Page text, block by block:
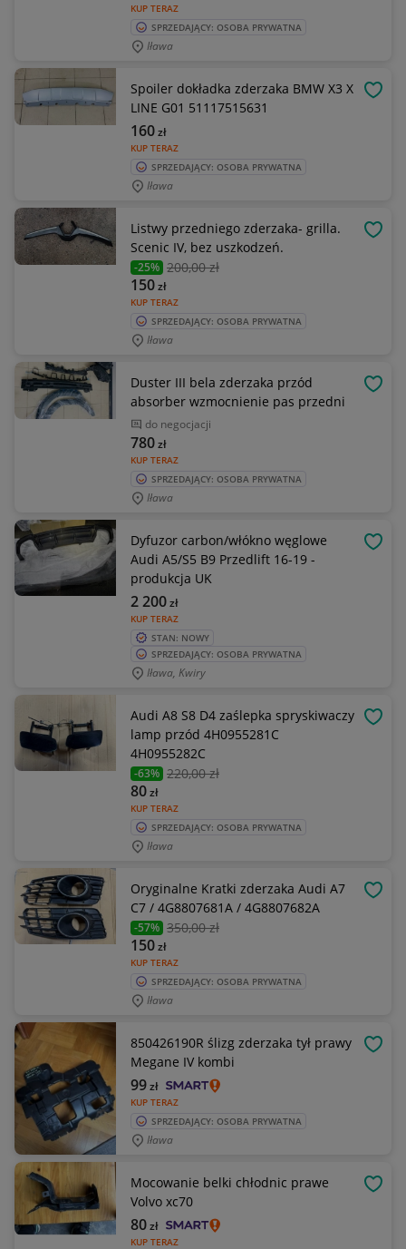
KUP TERAZ
SPRZEDAJĄCY: OSOBA PRYWATNA
Iława
Spoiler dokładka zderzaka BMW X3 X
LINE G01 51117515631
KUP TERAZ
160zł
SPRZEDAJĄCY: OSOBA PRYWATNA
Iława
Listwy przedniego zderzaka- grilla.
Scenic IV, bez uszkodzeń.
-25% 200,00 zł
KUP TERAZ
150zł
SPRZEDAJĄCY: OSOBA PRYWATNA
Iława
Duster III bela zderzaka przód
absorber wzmocnienie pas przedni
do negocjacji
KUP TERAZ
780zł
SPRZEDAJĄCY: OSOBA PRYWATNA
Iława
Dyfuzor carbon/włókno węglowe
Audi A5/S5 B9 Przedlift 16-19 -
produkcja UK
KUP TERAZ
2 200zł
STAN: NOWY
SPRZEDAJĄCY: OSOBA PRYWATNA
Iława, Kwiry
Audi A8 S8 D4 zaślepka spryskiwaczy
lamp przód 4H0955281C
4H0955282C
-63% 220,00 zł
KUP TERAZ
80zł
SPRZEDAJĄCY: OSOBA PRYWATNA
Iława
Oryginalne Kratki zderzaka Audi A7
C7 / 4G8807681A / 4G8807682A
-57% 350,00 zł
KUP TERAZ
150zł
SPRZEDAJĄCY: OSOBA PRYWATNA
Iława
850426190R ślizg zderzaka tył prawy
Megane IV kombi
KUP TERAZ
99zł
SPRZEDAJĄCY: OSOBA PRYWATNA
Iława
Mocowanie belki chłodnic prawe
Volvo xc70
KUP TERAZ
80zł